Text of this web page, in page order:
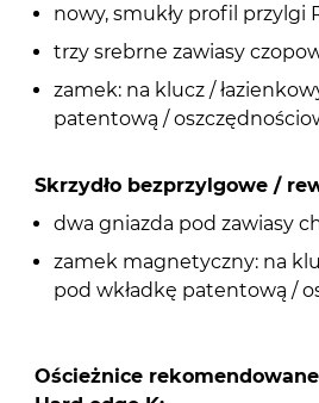
nowy, smukły profil przylgi
trzy srebrne zawiasy
zamek: na klucz /
patentową /
Skrzydło bezprzylgowe /
dwa gniazda pod zawiasy
zamek magnetyczny: na
pod wkładkę patentową /
Ościeżnice rekomendowane